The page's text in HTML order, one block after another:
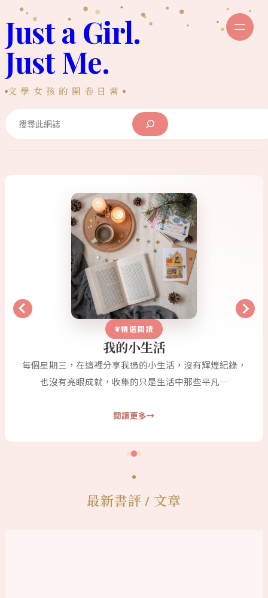
至
主
內
容
Just a Girl.
Just Me.
文學女孩的開卷日常
精選閱讀
我的小生活
每個星期三，在這裡分享我過的小生活，沒有輝煌紀錄，
也沒有亮眼成就，收集的只是生活中那些平凡…
閱讀更多
最新書評 / 文章